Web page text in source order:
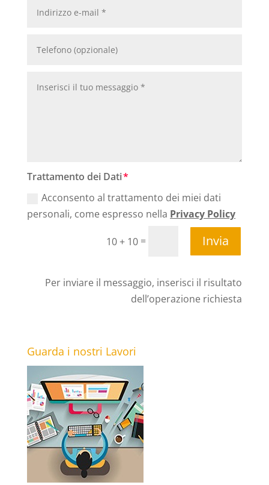
Trattamento dei Dati
Acconsento al trattamento dei miei dati
personali, come espresso nella Privacy Policy
10 + 10 = Invia
Per inviare il messaggio, inserisci il risultato
dell’operazione richiesta
Guarda i nostri Lavori